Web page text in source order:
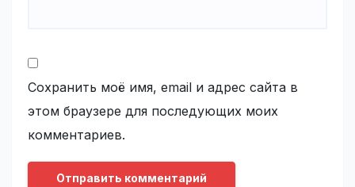
Сохранить моё имя, email и адрес сайта в
этом браузере для последующих моих
комментариев.